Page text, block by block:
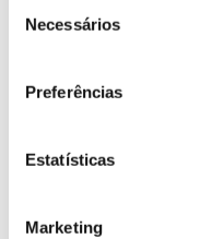
Necessários
Preferências
Estatísticas
Marketing
A indústria
benefícios das
nanocelulose têm
construção civil e a
a mais de 50 mil